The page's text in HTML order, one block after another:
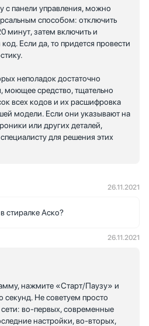
с панели управления, можно
способом: отключить
минут, затем включить и
Если да, то придется провести
неполадок достаточно
моющее средство, тщательно
всех кодов и их расшифровка
модели. Если они указывают на
или других деталей,
для решения этих
26.11.2021
стиралке Аско?
26.11.2021
нажмите «Старт/Паузу» и
секунд. Не советуем просто
во-первых, современные
настройки, во-вторых,